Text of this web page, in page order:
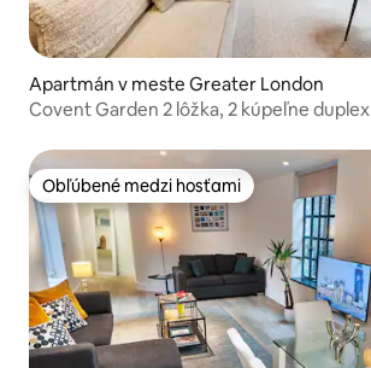
Apartmán v meste Greater London
Covent Garden 2 lôžka, 2 kúpeľne duplex
Obľúbené medzi hosťami
Obľúbené medzi hosťami